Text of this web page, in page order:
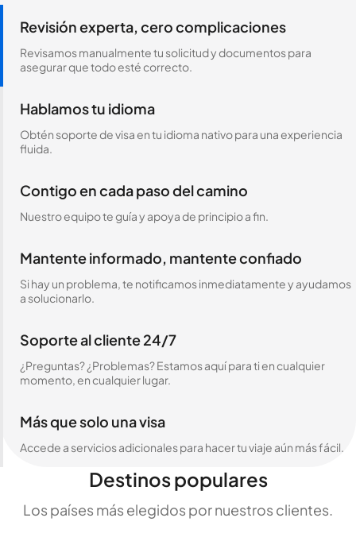
Revisión experta, cero complicaciones
Revisamos manualmente tu solicitud y documentos para
asegurar que todo esté correcto.
Hablamos tu idioma
Obtén soporte de visa en tu idioma nativo para una experiencia
fluida.
Contigo en cada paso del camino
Nuestro equipo te guía y apoya de principio a fin.
Mantente informado, mantente confiado
Si hay un problema, te notificamos inmediatamente y ayudamos
a solucionarlo.
Soporte al cliente 24/7
¿Preguntas? ¿Problemas? Estamos aquí para ti en cualquier
momento, en cualquier lugar.
Más que solo una visa
Accede a servicios adicionales para hacer tu viaje aún más fácil.
Destinos populares
Los países más elegidos por nuestros clientes.